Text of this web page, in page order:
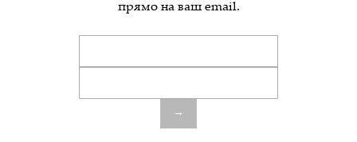
прямо на ваш email.
→